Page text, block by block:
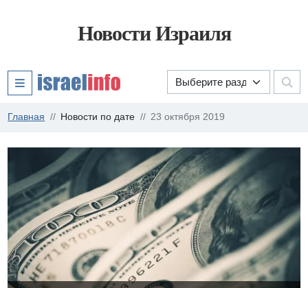
Новости Израиля
Главная Новости по дате 23 октября 2019